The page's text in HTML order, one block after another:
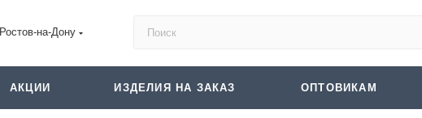
Ростов-на-Дону
АКЦИИ ИЗДЕЛИЯ НА ЗАКАЗ ОПТОВИКАМ